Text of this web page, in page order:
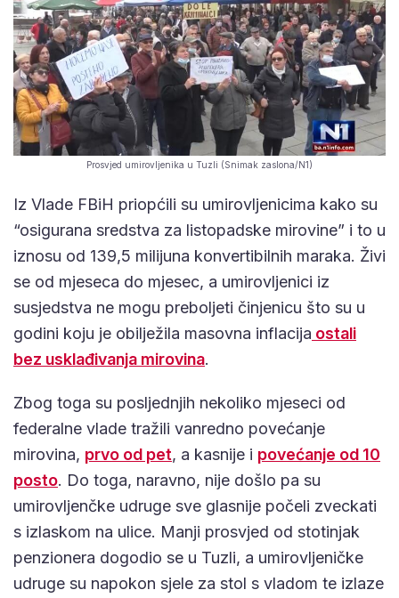
Prosvjed umirovljenika u Tuzli (Snimak zaslona/N1)
Iz Vlade FBiH priopćili su umirovljenicima kako su
“osigurana sredstva za listopadske mirovine” i to u
iznosu od 139,5 milijuna konvertibilnih maraka. Živi
se od mjeseca do mjesec, a umirovljenici iz
susjedstva ne mogu preboljeti činjenicu što su u
godini koju je obilježila masovna inflacija ostali
bez usklađivanja mirovina.
Zbog toga su posljednjih nekoliko mjeseci od
federalne vlade tražili vanredno povećanje
mirovina, prvo od pet, a kasnije i povećanje od 10
posto. Do toga, naravno, nije došlo pa su
umirovljenčke udruge sve glasnije počeli zveckati
s izlaskom na ulice. Manji prosvjed od stotinjak
penzionera dogodio se u Tuzli, a umirovljeničke
udruge su napokon sjele za stol s vladom te izlaze